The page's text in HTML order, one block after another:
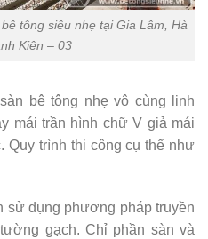
tông siêu nhẹ tại Gia Lâm, Hà
Kiên – 03
bê tông nhẹ vô cùng linh
mái trần hình chữ V giả mái
Quy trình thi công cụ thể như
sử dụng phương pháp truyền
gạch. Chỉ phần sàn và